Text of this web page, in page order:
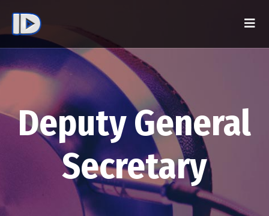
Deputy General
Secretary